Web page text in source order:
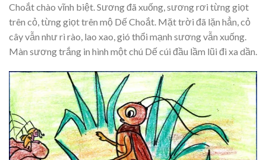
Choắt chào vĩnh biệt. Sương đã xuống, sương rơi từng giọt
trên cỏ, từng giọt trên mộ Dế Choắt. Mặt trời đã lặn hẳn, cỏ
cây vẫn như rì rào, lao xao, gió thổi mạnh sương vẫn xuống.
Màn sương trắng in hình một chú Dế cúi đầu lầm lũi đi xa dần.